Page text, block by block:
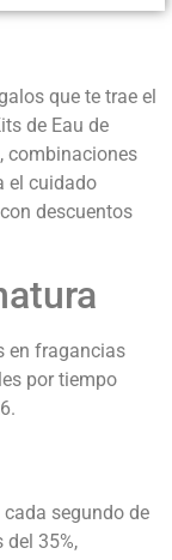
que te trae el
de Eau de
combinaciones
el cuidado
descuentos
en fragancias
por tiempo
segundo de
del 35%,